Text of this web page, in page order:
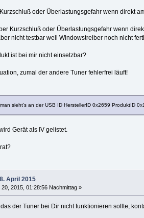
oder Überlastungsgefahr wenn direkt
Kurzschluß oder Überlastungsgefahr wenn
nicht testbar weil Windowstreiber noch nicht
ist bei mir nicht einsetzbar?
zumal der andere Tuner fehlerfrei läuft!
sieht's an der USB ID HerstellerID 0x2659 ProduktID
Gerät als IV gelistet.
April 2015
20, 2015, 01:28:56 Nachmittag »
der Tuner bei Dir nicht funktionieren sollte,